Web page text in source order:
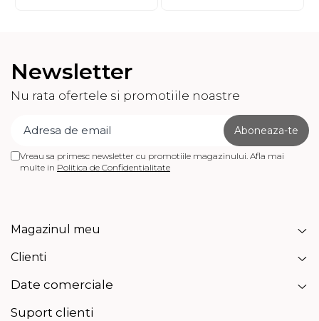
Newsletter
Nu rata ofertele si promotiile noastre
Vreau sa primesc newsletter cu promotiile magazinului. Afla mai
multe in Politica de Confidentialitate
Magazinul meu
Clienti
Date comerciale
Suport clienti